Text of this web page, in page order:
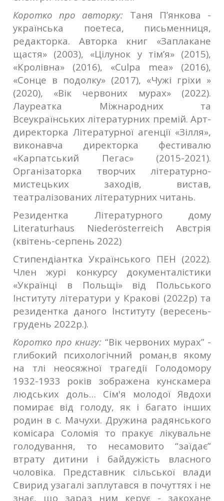
Коротко про авторку: Таня П’янкова -
українська поетеса, письменниця,
редакторка. Авторка книг «Заплакане
щастя» (2003), «Цілунок у тім’я» (2015),
«Кролівна» (2016), «Culpa mea» (2016),
«Сонце в подолку» (2017), «Чужі гріхи »
(2020), «Вік червоних мурах» (2022).
Лауреатка Міжнародних та
Всеукраїнських літературних премій. Арт-
директорка Літературної агенції «Зілля»,
виконавча директорка фестивалю
«Карпатський Пегас» (2015-2021).
Організаторка творчих літературно-
мистецьких заходів, вистав,
театралізованих літературних читань.
Резидентка Літературного дому
Literaturhaus Niederösterreich Австрія
(квітень-серпень 2022)
Стипендіантка Українського ПЕН (2022).
Член журі конкурсу документалістики
«Українці в Польщі» від Польського
Інституту літератури у Кракові (2022р) та
резидентка даного Інституту (вересень-
грудень 2022р.).
Коротко про книгу: “Вік червоних мурах” -
глибокий психологічний роман,в якому
на тлі неосяжної трагедії Голодомору
1932-1933 років зображена кунскамера
людських доль… Сім'я молодої Явдохи
помирає від голоду, як і багато інших
родин в с. Мачухи. Дружина радянського
комісара Соломія то пракує лікувальне
голодування, то несамовито “заїдає”
втрату дитини і байдужість власного
чоловіка. Представник сільської влади
Свирид узагалі заплутався в почуттях і не
знає, що зараз ним керує - закохане